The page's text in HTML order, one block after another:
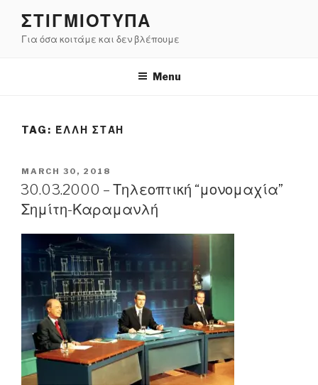
content
ΣΤΙΓΜΙΟΤΥΠΑ
Για όσα κοιτάμε και δεν βλέπουμε
Menu
TAG: ΈΛΛΗ ΣΤΆΗ
POSTED
ON
MARCH 30, 2018
30.03.2000 – Τηλεοπτική “μονομαχία”
Σημίτη-Καραμανλή